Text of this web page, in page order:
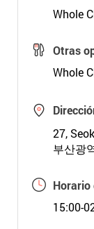
Whole
Otras
Whole
27,
부산광
Horario
15:00-